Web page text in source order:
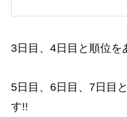
3日目、4日目と順位を
5日目、6日目、7日目
す!!